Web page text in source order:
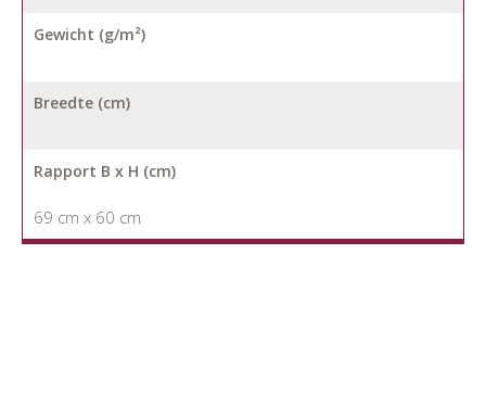
Gewicht (g/m²)
Breedte (cm)
Rapport B x H (cm)
69 cm x 60 cm